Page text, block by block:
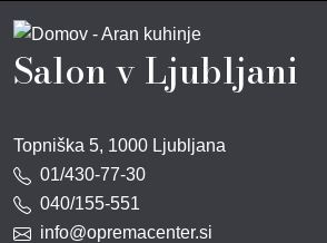
Salon v Ljubljani
Topniška 5, 1000 Ljubljana
01/430-77-30
040/155-551
info@opremacenter.si